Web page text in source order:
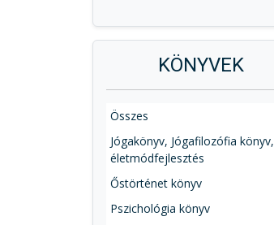
KÖNYVEK
Összes
Jógakönyv, Jógafilozófia könyv,
életmódfejlesztés
Őstörténet könyv
Pszichológia könyv